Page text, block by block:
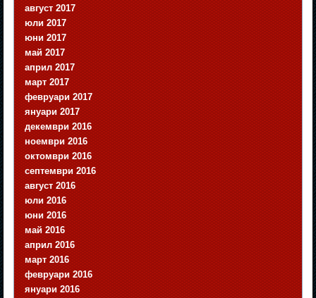
август 2017
юли 2017
юни 2017
май 2017
април 2017
март 2017
февруари 2017
януари 2017
декември 2016
ноември 2016
октомври 2016
септември 2016
август 2016
юли 2016
юни 2016
май 2016
април 2016
март 2016
февруари 2016
януари 2016